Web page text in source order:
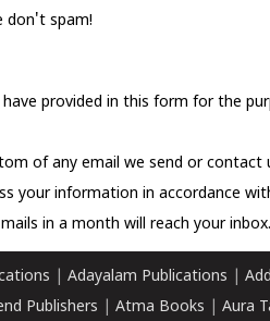
don't spam!
provided in this form for the
of any email we send orcontact
your information in accordance
in a month will reach your inbox.
Adayalam Publications
Publishers Atma Books Aura